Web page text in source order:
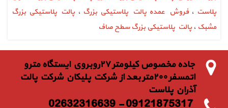
پلاست ،فروش عمده پالت پلاستیکی بزرگ ، پالت پلاستیکی بزرگ
مشبک ،پالت پلاستیکی بزرگ سطح صاف
جاده مخصوص كيلومتر ٢٧روبروي ايستگاه مترو
اتمسفر ٢٠٠متر بعد از شركت پليكان شركت پالت
آذران پلاست
09121875317 - 02632316639